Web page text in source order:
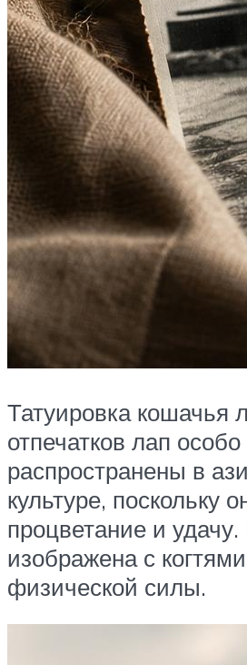
Татуировка кошачья
отпечатков лап особо
распространены в
культуре, поскольку
процветание и
изображена с
физической силы.